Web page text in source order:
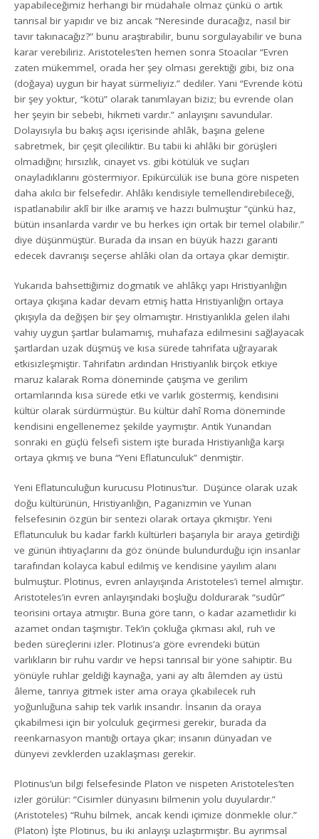
yapabileceğimiz herhangi bir müdahale olmaz çünkü o artık
tanrısal bir yapıdır ve biz ancak “Neresinde duracağız, nasıl bir
tavır takınacağız?” bunu araştırabilir, bunu sorgulayabilir ve buna
karar verebiliriz. Aristoteles’ten hemen sonra Stoacılar “Evren
zaten mükemmel, orada her şey olması gerektiği gibi, biz ona
(doğaya) uygun bir hayat sürmeliyiz.” dediler. Yani “Evrende kötü
bir şey yoktur, “kötü” olarak tanımlayan biziz; bu evrende olan
her şeyin bir sebebi, hikmeti vardır.” anlayışını savundular.
Dolayısıyla bu bakış açısı içerisinde ahlâk, başına gelene
sabretmek, bir çeşit çileciliktir. Bu tabii ki ahlâki bir görüşleri
olmadığını; hırsızlık, cinayet vs. gibi kötülük ve suçları
onayladıklarını göstermiyor. Epikürcülük ise buna göre nispeten
daha akılcı bir felsefedir. Ahlâkı kendisiyle temellendirebileceği,
ispatlanabilir aklî bir ilke aramış ve hazzı bulmuştur “çünkü haz,
bütün insanlarda vardır ve bu herkes için ortak bir temel olabilir.”
diye düşünmüştür. Burada da insan en büyük hazzı garanti
edecek davranışı seçerse ahlâki olan da ortaya çıkar demiştir.
Yukarıda bahsettiğimiz dogmatik ve ahlâkçı yapı Hristiyanlığın
ortaya çıkışına kadar devam etmiş hatta Hristiyanlığın ortaya
çıkışıyla da değişen bir şey olmamıştır. Hristiyanlıkla gelen ilahi
vahiy uygun şartlar bulamamış, muhafaza edilmesini sağlayacak
şartlardan uzak düşmüş ve kısa sürede tahrifata uğrayarak
etkisizleşmiştir. Tahrifatın ardından Hristiyanlık birçok etkiye
maruz kalarak Roma döneminde çatışma ve gerilim
ortamlarında kısa sürede etki ve varlık göstermiş, kendisini
kültür olarak sürdürmüştür. Bu kültür dahî Roma döneminde
kendisini engellenemez şekilde yaymıştır. Antik Yunandan
sonraki en güçlü felsefi sistem işte burada Hristiyanlığa karşı
ortaya çıkmış ve buna “Yeni Eflatunculuk” denmiştir.
Yeni Eflatunculuğun kurucusu Plotinus’tur. Düşünce olarak uzak
doğu kültürünün, Hristiyanlığın, Paganizmin ve Yunan
felsefesinin özgün bir sentezi olarak ortaya çıkmıştır. Yeni
Eflatunculuk bu kadar farklı kültürleri başarıyla bir araya getirdiği
ve günün ihtiyaçlarını da göz önünde bulundurduğu için insanlar
tarafından kolayca kabul edilmiş ve kendisine yayılım alanı
bulmuştur. Plotinus, evren anlayışında Aristoteles’i temel almıştır.
Aristoteles’in evren anlayışındaki boşluğu doldurarak “sudûr”
teorisini ortaya atmıştır. Buna göre tanrı, o kadar azametlidir ki
azamet ondan taşmıştır. Tek’in çokluğa çıkması akıl, ruh ve
beden süreçlerini izler. Plotinus’a göre evrendeki bütün
varlıkların bir ruhu vardır ve hepsi tanrısal bir yöne sahiptir. Bu
yönüyle ruhlar geldiği kaynağa, yani ay altı âlemden ay üstü
âleme, tanrıya gitmek ister ama oraya çıkabilecek ruh
yoğunluğuna sahip tek varlık insandır. İnsanın da oraya
çıkabilmesi için bir yolculuk geçirmesi gerekir, burada da
reenkarnasyon mantığı ortaya çıkar; insanın dünyadan ve
dünyevi zevklerden uzaklaşması gerekir.
Plotinus’un bilgi felsefesinde Platon ve nispeten Aristoteles’ten
izler görülür: “Cisimler dünyasını bilmenin yolu duyulardır.”
(Aristoteles) “Ruhu bilmek, ancak kendi içimize dönmekle olur.”
(Platon) İşte Plotinus, bu iki anlayışı uzlaştırmıştır. Bu ayrımsal